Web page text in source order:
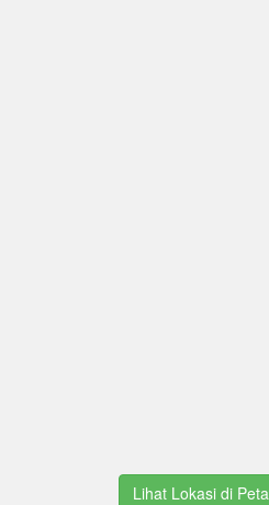
Lihat Lokasi di